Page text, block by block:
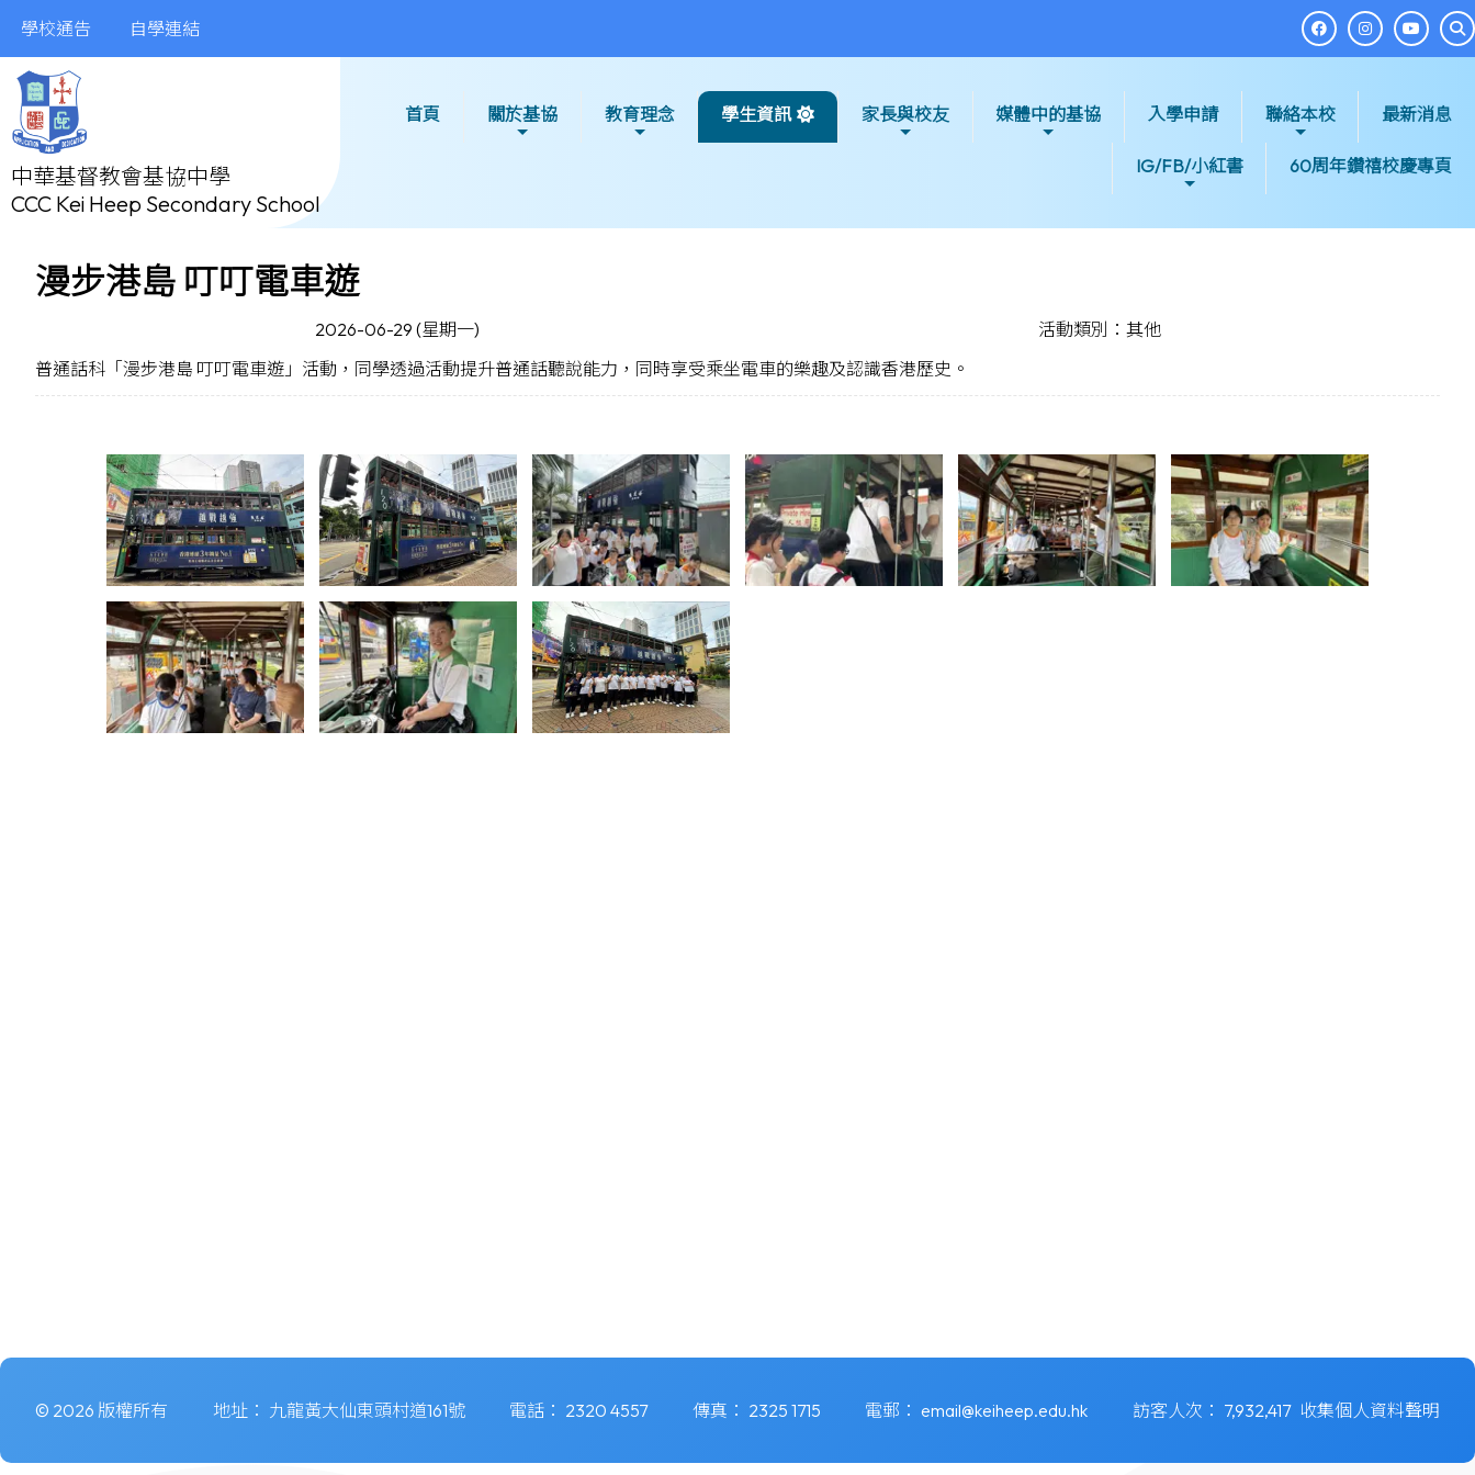
學校通告 自學連結
中華基督教會基協中學
CCC Kei Heep Secondary School
首頁 關於基協 教育理念 學生資訊 家長與校友 媒體中的基協 入學申請 聯絡本校 最新消息
IG/FB/小紅書 60周年鑽禧校慶專頁
漫步港島 叮叮電車遊
2026-06-29 (星期一)
活動類別：其他
普通話科「漫步港島 叮叮電車遊」活動，同學透過活動提升普通話聽說能力，同時享受乘坐電車的樂趣及認識香港歷史。
© 2026 版權所有 地址： 九龍黃大仙東頭村道161號 電話： 2320 4557 傳真： 2325 1715 電郵： email@keiheep.edu.hk 訪客人次： 7,932,417 收集個人資料聲明